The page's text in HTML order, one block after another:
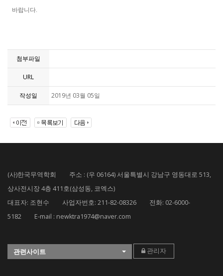
바랍니다.
첨부파일
URL
작성일 2019년 03월 05일
(사)한국무역학회 주소 : (우 06164) 서울특별시 강남구 영동대로 513,
상사전시장 4층 411호(삼성동, 코엑스)
대표자: 조현수 사업자번호: 211-82-08326 전화: 02-6000-
5182 E-mail : newktra1974@naver.com
관련사이트 관리자